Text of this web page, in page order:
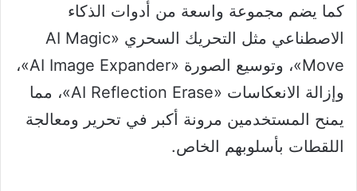
كما يضم مجموعة واسعة من أدوات الذكاء
الاصطناعي مثل التحريك السحري «AI Magic
Move»، وتوسيع الصورة «AI Image Expander»،
وإزالة الانعكاسات «AI Reflection Erase»، مما
يمنح المستخدمين مرونة أكبر في تحرير ومعالجة
اللقطات بأسلوبهم الخاص.